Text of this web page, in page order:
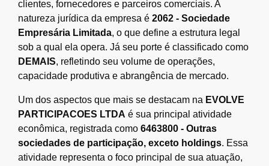
clientes, fornecedores e parceiros comerciais. A
natureza jurídica da empresa é 2062 - Sociedade
Empresária Limitada, o que define a estrutura legal
sob a qual ela opera. Já seu porte é classificado como
DEMAIS, refletindo seu volume de operações,
capacidade produtiva e abrangência de mercado.
Um dos aspectos que mais se destacam na EVOLVE
PARTICIPACOES LTDA é sua principal atividade
econômica, registrada como 6463800 - Outras
sociedades de participação, exceto holdings. Essa
atividade representa o foco principal de sua atuação,